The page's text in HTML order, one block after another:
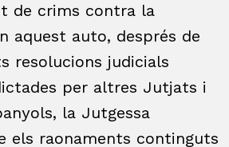
de crims contra la
aquest auto, després de
resolucions judicials
per altres Jutjats i
la Jutgessa
els raonaments continguts